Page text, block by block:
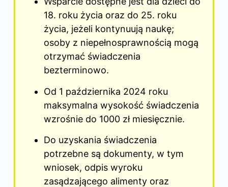
18. roku życia oraz do 25. roku
życia, jeżeli kontynuują naukę;
osoby z niepełnosprawnością mogą
otrzymać świadczenia
bezterminowo.
Od 1 października 2024 roku
maksymalna wysokość świadczenia
wzrośnie do 1000 złmiesięcznie.
Do uzyskania świadczenia
potrzebne są dokumenty, w tym
wniosek, odpis wyroku
zasądzającego alimenty oraz